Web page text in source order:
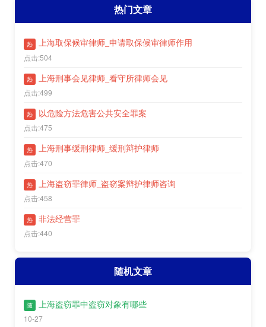
热门文章
热 上海取保候审律师_申请取保候审律师作用
点击:504
热 上海刑事会见律师_看守所律师会见
点击:499
热 以危险方法危害公共安全罪案
点击:475
热 上海刑事缓刑律师_缓刑辩护律师
点击:470
热 上海盗窃罪律师_盗窃案辩护律师咨询
点击:458
热 非法经营罪
点击:440
随机文章
随 上海盗窃罪中盗窃对象有哪些
10-27